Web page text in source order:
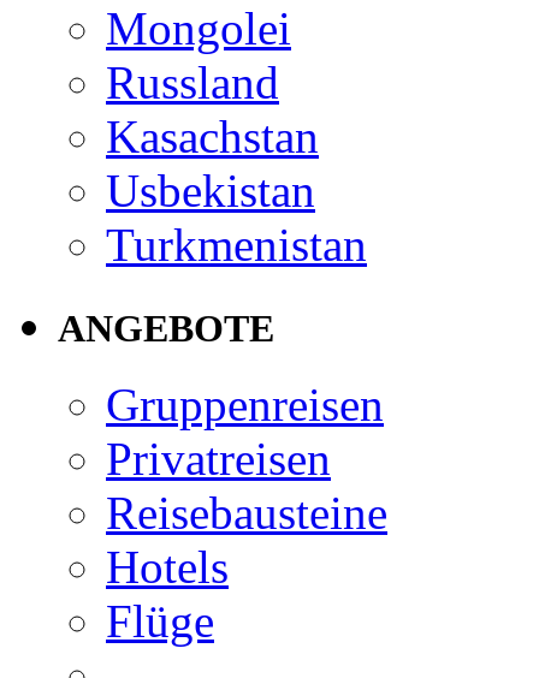
Mongolei
Russland
Kasachstan
Usbekistan
Turkmenistan
ANGEBOTE
Gruppenreisen
Privatreisen
Reisebausteine
Hotels
Flüge